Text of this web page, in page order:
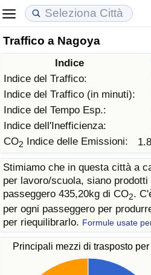
Traffico a Nagoya
Indice
Indice del Traffico:
Indice del Traffico (in minuti):
Indice del Tempo Esp.:
Indice dell'Inefficienza:
CO2 Indice delle Emissioni:
Stimiamo che in questa città a
per lavoro/scuola, siano prodotti
passeggero 435,20kg di CO2.
per ogni passeggero per
per riequilibrarlo. Formule usate
Principali mezzi di trasposto
Costo della vita
Indice Del Costo Della Vita
Indice Del Costo Della Vita
Indice del Costo della Vita per
ad Aqaba
Prezzi degli immobili
Indice del Prezzo delle Case
Indice del Prezzo delle Case
Indice del Prezzo delle Case
Qualità della Vita
Indice della Qualità della Vita
Indice della Qualità della Vita
Indice della qualità della vita
Criminalità
Indice del Tasso di Criminalità
Indice della Criminalità
Indice di criminalità per paese